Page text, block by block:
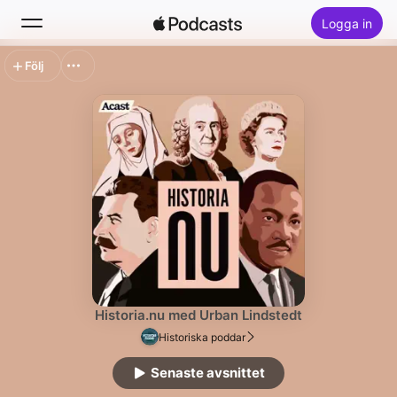
Logga in
Topplistor
Historia.nu med Urban Lindstedt
Historiska poddar
Senaste avsnittet
Följ